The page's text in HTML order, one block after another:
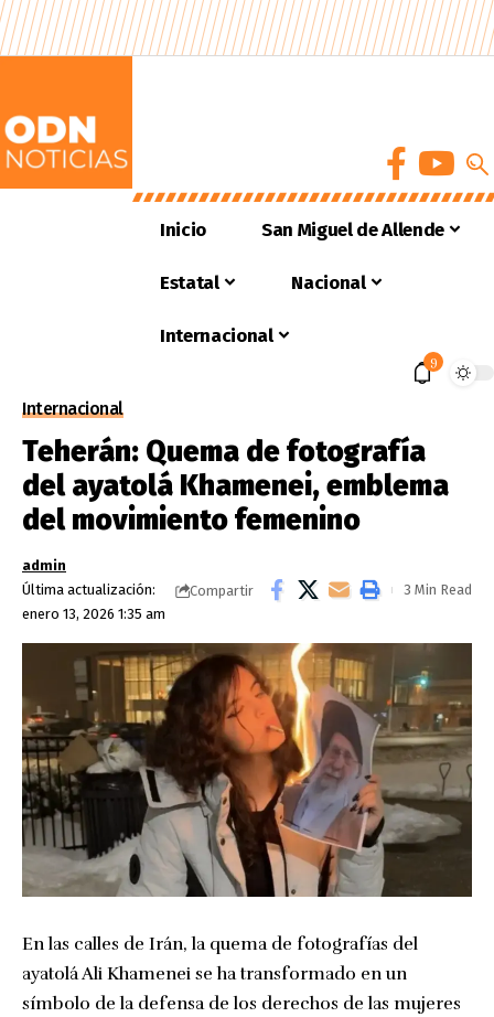
Inicio San Miguel de Allende
Estatal Nacional
Internacional
9
Internacional
Teherán: Quema de fotografía
del ayatolá Khamenei, emblema
del movimiento femenino
Última actualización:
enero 13, 2026 1:35 am
admin
Compartir
3 Min Read
En las calles de Irán, la quema de fotografías del
ayatolá Ali Khamenei se ha transformado en un
símbolo de la defensa de los derechos de las mujeres